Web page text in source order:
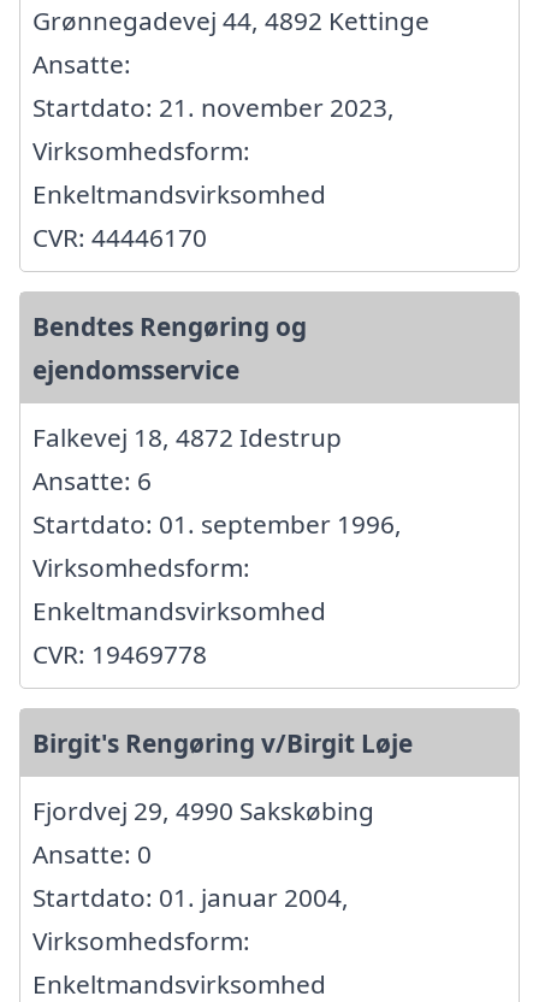
Grønnegadevej 44, 4892 Kettinge
Ansatte:
Startdato: 21. november 2023,
Virksomhedsform:
Enkeltmandsvirksomhed
CVR: 44446170
Bendtes Rengøring og
ejendomsservice
Falkevej 18, 4872 Idestrup
Ansatte: 6
Startdato: 01. september 1996,
Virksomhedsform:
Enkeltmandsvirksomhed
CVR: 19469778
Birgit's Rengøring v/Birgit Løje
Fjordvej 29, 4990 Sakskøbing
Ansatte: 0
Startdato: 01. januar 2004,
Virksomhedsform:
Enkeltmandsvirksomhed